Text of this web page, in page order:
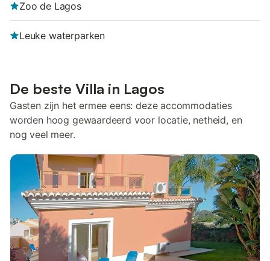
Zoo de Lagos
Leuke waterparken
De beste Villa in Lagos
Gasten zijn het ermee eens: deze accommodaties
worden hoog gewaardeerd voor locatie, netheid, en
nog veel meer.